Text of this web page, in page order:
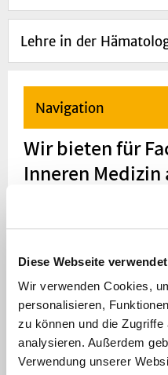
Diese Webseite
Wir verwenden Cookies,
personalisieren,
zu können und die
analysieren. Außerdem
Verwendung unserer
Lehre in der
Navigation
Wir bieten für
Inneren
die
für
Betreuung
onkologischer
ambulant
Betreuung von
und nach einer